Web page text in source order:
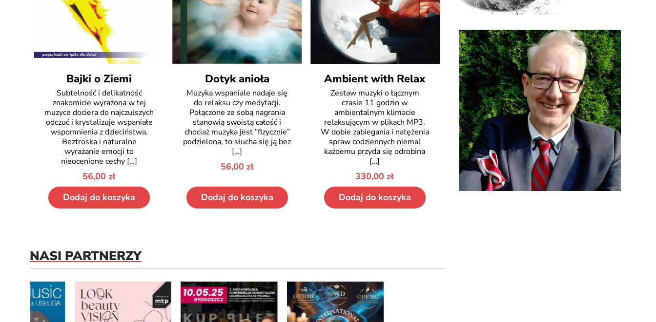
Bajki o Ziemi
Subtelność i delikatność
znakomicie wyrażona w tej
muzyce dociera do najczulszych
odczuć i krystalizuje wspaniałe
wspomnienia z dzieciństwa.
Beztroska i naturalne
wyrażanie emocji to
nieocenione cechy […]
56,00zł
Dodaj do koszyka
Dotyk anioła
Muzyka wspaniale nadaje się
do relaksu czy medytacji.
Połączone ze sobą nagrania
stanowią swoistą całość i
chociaż muzyka jest ”fizycznie”
podzielona, to słucha się ją bez
[…]
56,00 zł
Dodaj do koszyka
Ambient with Relax
Zestaw muzyki o łącznym
czasie 11 godzin w
ambientalnym klimacie
relaksującym w plikach MP3.
W dobie zabiegania i natężenia
spraw codziennych niemal
każdemu przyda się odrobina
[…]
330,00zł
Dodaj do koszyka
NASI PARTNERZY